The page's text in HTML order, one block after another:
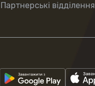
Партнерські відділення